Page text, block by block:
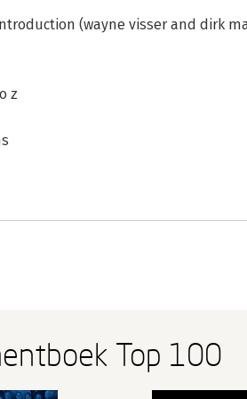
(wayne visser and dirk
z
Top 100